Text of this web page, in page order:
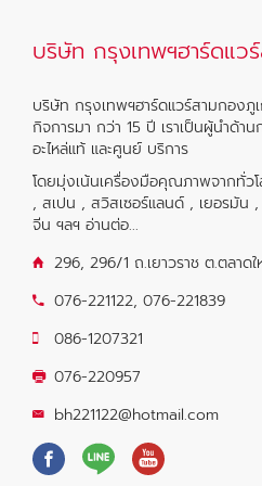
บริษัท กรุงเทพฯฮาร์ดแว
บริษัท กรุงเทพฯฮาร์ดแวร์สามกองภู
กิจการมา กว่า 15 ปี เราเป็นผู้นำด้า
อะไหล่แท้ และศูนย์ บริการ
โดยมุ่งเน้นเครื่องมือคุณภาพจากทั่ว
, สเปน , สวิสเซอร์แลนด์ , เยอรมั
จีน ฯลฯ อ่านต่อ...
296, 296/1 ถ.เยาวราช ต.ตลา
076-221122, 076-221839
086-1207321
076-220957
bh221122@hotmail.com